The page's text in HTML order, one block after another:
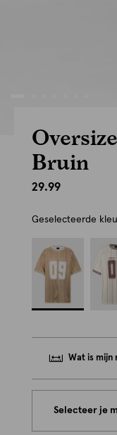
Bruin
29.99
Geselecteerde
Wat is mijn
Selecteer je